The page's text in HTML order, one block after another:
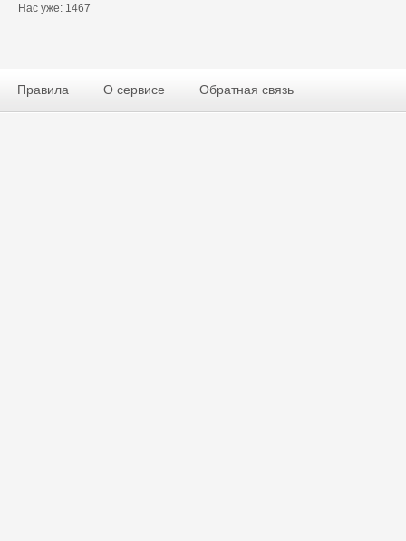
Нас уже: 1467
Правила О сервисе Обратная связь